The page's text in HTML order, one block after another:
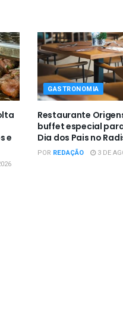
e
GASTRONOMIA
Restaurante
buffet especial
Dia dos Pais no
POR REDAÇÃO 3 DE